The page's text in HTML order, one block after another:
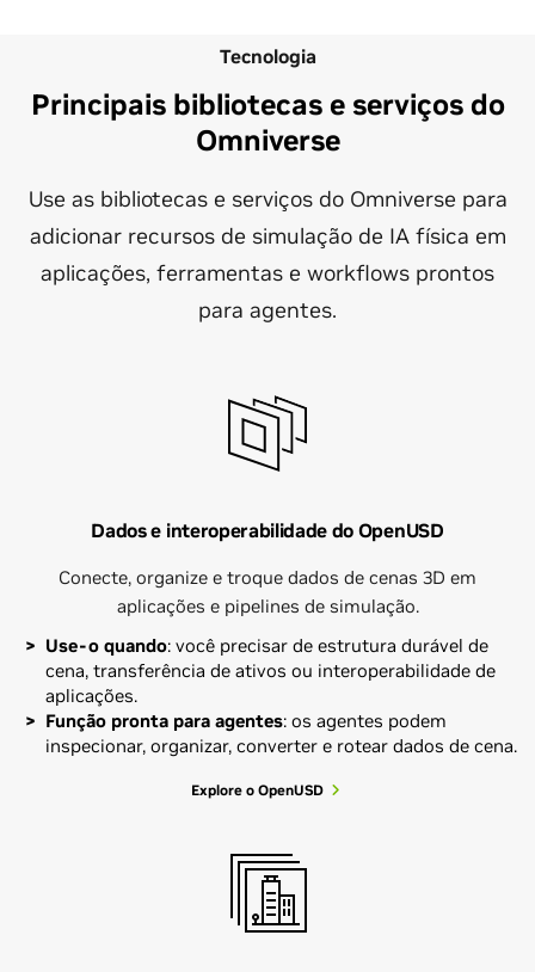
Tecnologia
Principais bibliotecas e serviços do
Omniverse
Use as bibliotecas e serviços do Omniverse para
adicionar recursos de simulação de IA física em
aplicações, ferramentas e workflows prontos
para agentes.
Dados e interoperabilidade do OpenUSD
Conecte, organize e troque dados de cenas 3D em
aplicações e pipelines de simulação.
Use-o quando: você precisar de estrutura durável de
cena, transferência de ativos ou interoperabilidade de
aplicações.
Função pronta para agentes: os agentes podem
inspecionar, organizar, converter e rotear dados de cena.
Explore o OpenUSD